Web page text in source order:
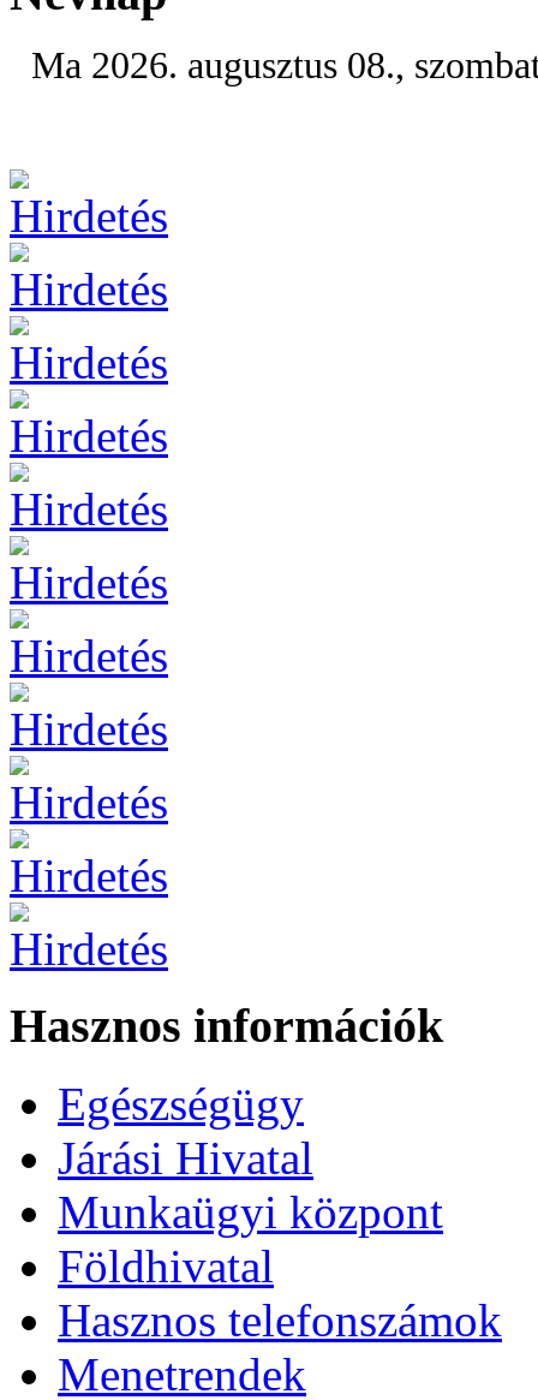
Ma 2026. augusztus 08.,
Hasznos információk
Egészségügy
Járási Hivatal
Munkaügyi központ
Földhivatal
Hasznos telefonszámok
Menetrendek